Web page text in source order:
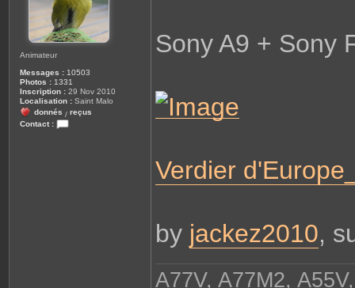
Animateur
Messages : 10503
Photos : 1331
Inscription : 29 Nov 2010
Localisation : Saint Malo
donnés / reçus
Contact :
Sony A9 + Sony
Verdier
by jackez2010,
A77V, A77M2,